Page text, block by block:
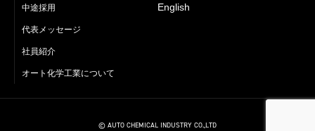
中途採用
代表メッセージ
社員紹介
オート化学工業について
English
© AUTO CHEMICAL INDUSTRY CO.,LTD